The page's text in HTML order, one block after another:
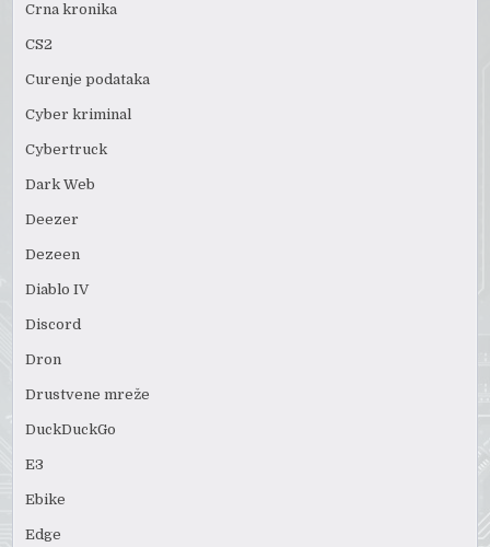
Crna kronika
CS2
Curenje podataka
Cyber kriminal
Cybertruck
Dark Web
Deezer
Dezeen
Diablo IV
Discord
Dron
Drustvene mreže
DuckDuckGo
E3
Ebike
Edge